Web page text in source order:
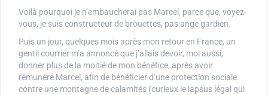
Voilà pourquoi je n’embaucherai pas Marcel, parce que, voyez-
vous, je suis constructeur de brouettes, pas ange gardien.
Puis un jour, quelques mois après mon retour en France, un
gentil courrier m’a annoncé que j’allais devoir, moi aussi,
donner plus de la moitié de mon bénéfice, après avoir
rémunéré Marcel, afin de bénéficier d’une protection sociale
contre une montagne de calamités (curieux le lapsus légal qui